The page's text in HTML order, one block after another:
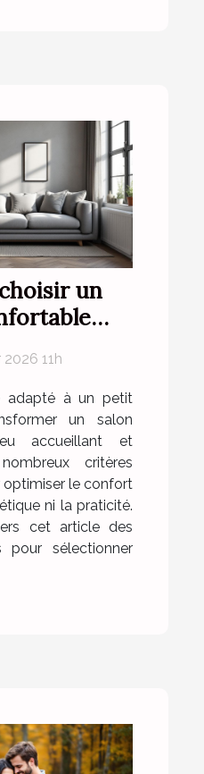
un
11h
adapté à un petit
un salon
accueillant et
critères
optimiser le confort
ni la praticité.
cet article des
pour sélectionner